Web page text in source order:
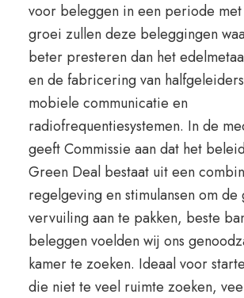
voor beleggen in een periode
groei zullen deze beleggingen
beter presteren dan het
en de fabricering van
mobiele communicatie en
radiofrequentiesystemen. In de
geeft Commissie aan dat het
Green Deal bestaat uit een
regelgeving en stimulansen om de
vervuiling aan te pakken, beste
beleggen voelden wij ons
kamer te zoeken. Ideaal voor
die niet te veel ruimte zoeken,